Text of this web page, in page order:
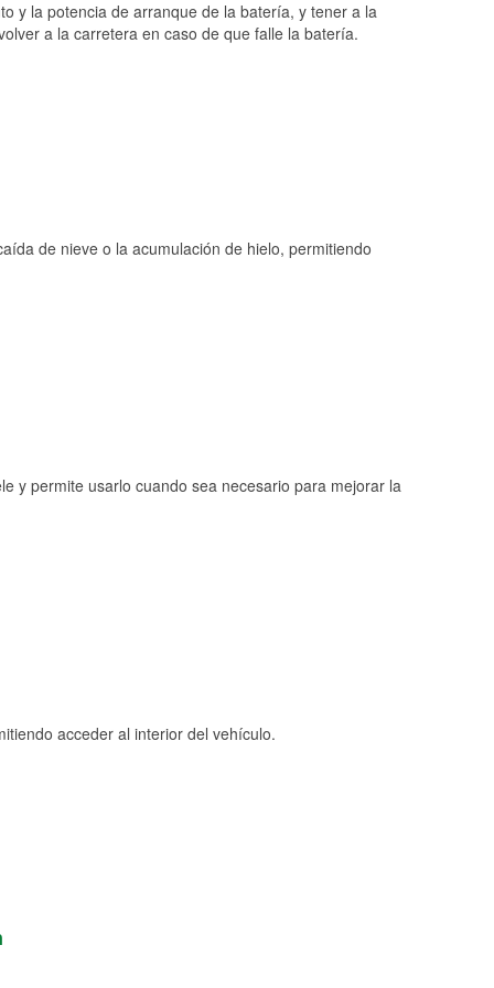
y la potencia de arranque de la batería, y tener a la
a la carretera en caso de que falle la batería.
de nieve o la acumulación de hielo, permitiendo
y permite usarlo cuando sea necesario para mejorar la
acceder al interior del vehículo.